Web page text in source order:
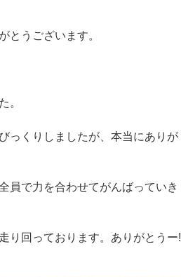
とうございます。
。
っくりしましたが、本当にありが
員で力を合わせてがんばっていき
り回っております。ありがとうー!